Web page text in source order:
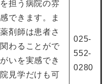
担う病院の雰
できます。ま
剤師は患者さ
わることがで
いを実感でき
見学だけも可
025-
552-
0280